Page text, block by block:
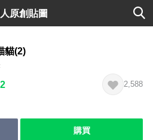
原創貼圖
貓(2)
2,588
購買